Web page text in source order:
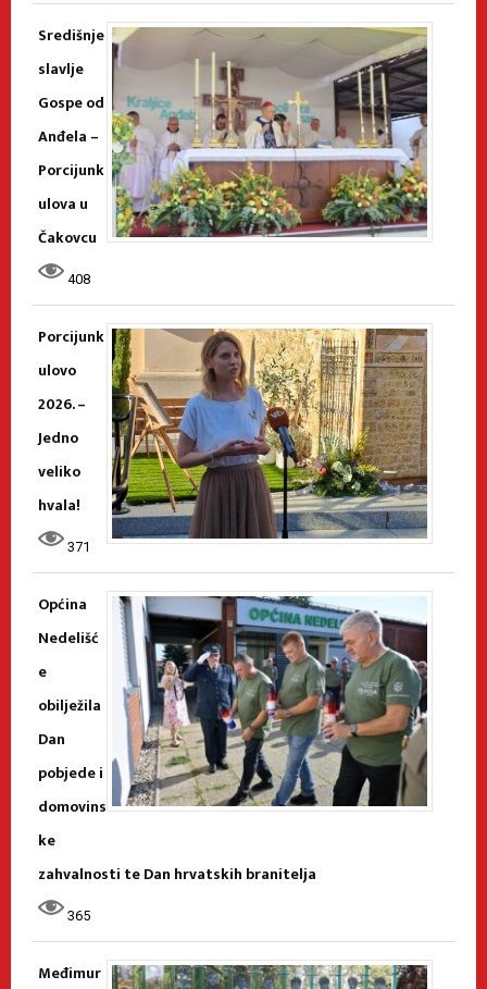
Središnje
slavlje
Gospe od
Anđela –
Porcijunk
ulova u
Čakovcu
408
Porcijunk
ulovo
2026. –
Jedno
veliko
hvala!
371
Općina
Nedelišć
e
obilježila
Dan
pobjede i
domovins
ke
zahvalnosti te Dan hrvatskih branitelja
365
Međimur